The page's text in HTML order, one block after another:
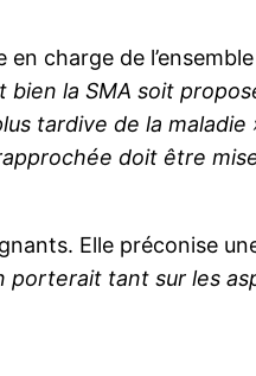
charge de
la SMA soit
tardive de la maladie
doit être
Elle préconise
porterait tant sur les